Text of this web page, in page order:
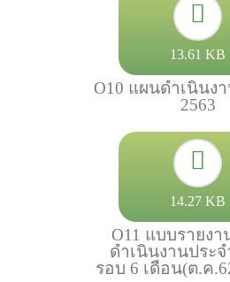
13.61 KB
O10 แผนดำเนินง
2563
14.27 KB
O11 แบบรายง
ดำเนินงานประจ
รอบ 6 เดือน(ต.ค